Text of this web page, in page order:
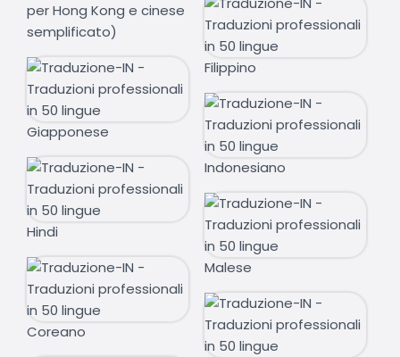
per Hong Kong e cinese
semplificato)
Giapponese
Hindi
Coreano
Filippino
Indonesiano
Malese